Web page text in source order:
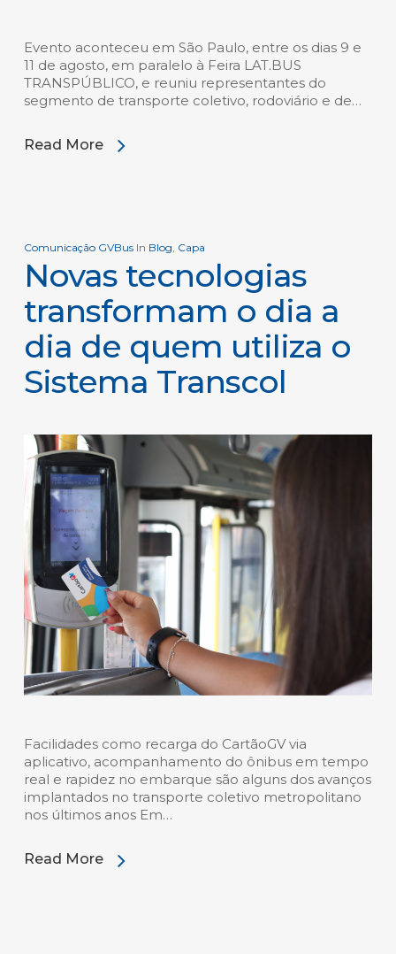
Evento aconteceu em São Paulo, entre os dias 9 e
11 de agosto, em paralelo à Feira LAT.BUS
TRANSPÚBLICO, e reuniu representantes do
segmento de transporte coletivo, rodoviário e de…
Read More
Comunicação GVBus In Blog Capa
Novas tecnologias
transformam o dia a
dia de quem utiliza o
Sistema Transcol
Facilidades como recarga do CartãoGV via
aplicativo, acompanhamento do ônibus em tempo
real e rapidez no embarque são alguns dos avanços
implantados no transporte coletivo metropolitano
nos últimos anos Em…
Read More